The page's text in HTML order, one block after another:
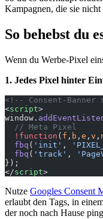
Kampagnen, die sie nicht
So behebst du
Wenn du Werbe-Pixel
1. Jedes Pixel hinter
<!-- Consent-Banner
<script>
window.
  // Meta Pixel
  !function
( f , b , e , v ,
  fbq
( 'init' ,
  fbq
( 'track' ,
});
</script>
Nutze Googles Consent
erlaubt den Tags, in
der noch nach Hause